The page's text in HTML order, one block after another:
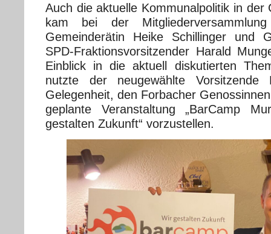
Auch die aktuelle Kommunalpolitik in der
kam bei der
Gemeinderätin Heike Schillinger und
SPD-Fraktionsvorsitzender Harald
Einblick in die aktuell diskutierten
nutzte der neugewählte
Gelegenheit, den Forbacher
geplante Veranstaltung „BarCamp
gestalten Zukunft“ vorzustellen.